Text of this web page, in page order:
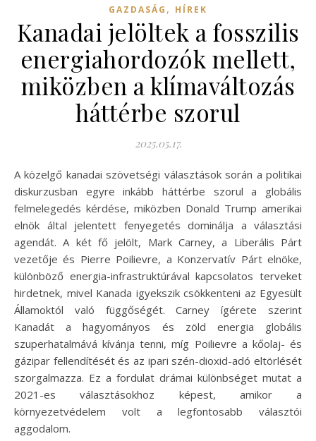
GAZDASÁG , HÍREK
Kanadai jelöltek a fosszilis
energiahordozók mellett,
miközben a klímaváltozás
háttérbe szorul
2025.05.17.
A közelgő kanadai szövetségi választások során a politikai
diskurzusban egyre inkább háttérbe szorul a globális
felmelegedés kérdése, miközben Donald Trump amerikai
elnök által jelentett fenyegetés dominálja a választási
agendát. A két fő jelölt, Mark Carney, a Liberális Párt
vezetője és Pierre Poilievre, a Konzervatív Párt elnöke,
különböző energia-infrastruktúrával kapcsolatos terveket
hirdetnek, mivel Kanada igyekszik csökkenteni az Egyesült
Államoktól való függőségét. Carney ígérete szerint
Kanadát a hagyományos és zöld energia globális
szuperhatalmává kívánja tenni, míg Poilievre a kőolaj- és
gázipar fellendítését és az ipari szén-dioxid-adó eltörlését
szorgalmazza. Ez a fordulat drámai különbséget mutat a
2021-es választásokhoz képest, amikor a
környezetvédelem volt a legfontosabb választói
aggodalom.